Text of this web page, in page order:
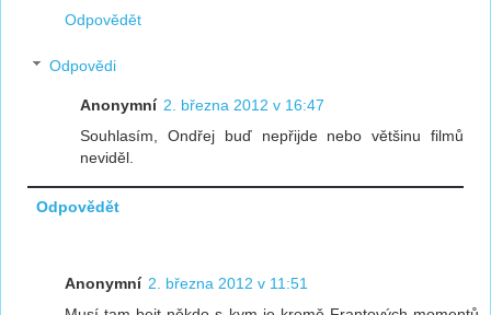
Odpovědět
Odpovědi
Anonymní 2. března 2012 v 16:47
Souhlasím, Ondřej buď nepřijde nebo většinu filmů
neviděl.
Odpovědět
Anonymní 2. března 2012 v 11:51